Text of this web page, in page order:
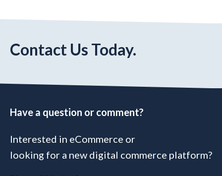
Contact Us Today.
Have a question or comment?
Interested in eCommerce or
looking for a new digital commerce platform?